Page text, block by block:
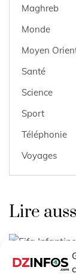
Maghreb
Monde
Moyen
Santé
Science
Sport
Téléphonie
Voyages
Lire